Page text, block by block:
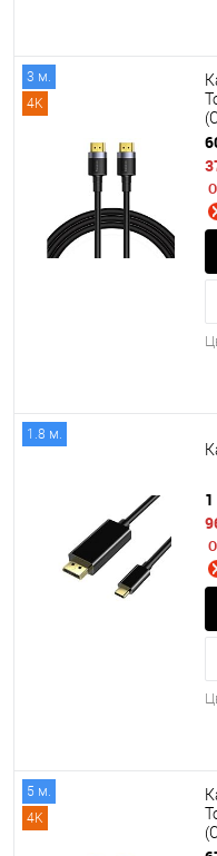
3 м.
4K
1.8 м.
5 м.
4K